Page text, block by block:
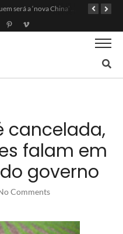
Quem será a ‘nova China’ do agro quando o apetite de Pequim acabar?
cancelada,
falam em
governo
Comments